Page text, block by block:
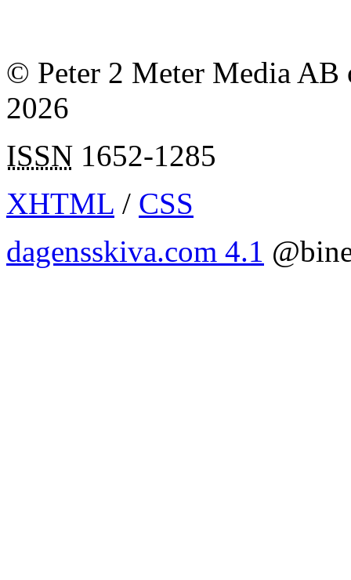
© Peter 2 Meter Media AB
2026
ISSN 1652-1285
XHTML / CSS
dagensskiva.com 4.1